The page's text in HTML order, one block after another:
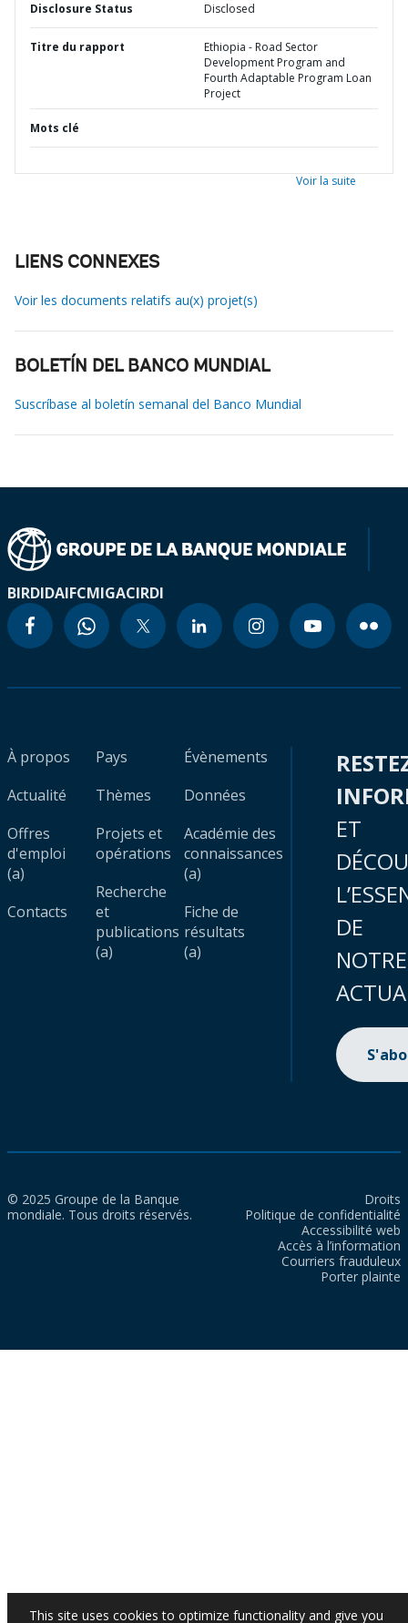
Disclosure Status Disclosed
Titre du rapport
Ethiopia - Road Sector
Development Program and
Fourth Adaptable Program Loan
Project
Mots clé
Voir la suite
LIENS CONNEXES
Voir les documents relatifs au(x) projet(s)
BOLETÍN DEL BANCO MUNDIAL
Suscríbase al boletín semanal del Banco Mundial
BIRDIDAIFCMIGACIRDI
À propos
Actualité
Offres
d'emploi
(a)
Contacts
Pays
Thèmes
Projets et
opérations
Recherche
et
publications
(a)
Évènements
Données
Académie des
connaissances
(a)
Fiche de
résultats
(a)
ET
DE
NOTRE
© 2025 Groupe de la Banque
mondiale. Tous droits réservés.
Droits
Politique de confidentialité
Accessibilité web
Accès à l’information
Courriers frauduleux
Porter plainte
This site uses cookies to optimize functionality and give you